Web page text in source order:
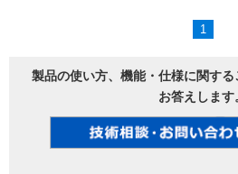
1
製品の使い方、機能・仕様に関す
お答えします